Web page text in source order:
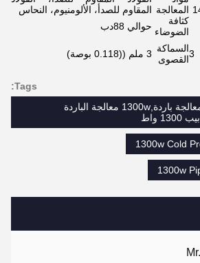
المعالجة المقاوم للصدأ، الألومنيوم، النحاس
كثافة
الضوضاء حوالي 88دب
(0.23 ~ 3السماكة
القصوى
3 ملم ((0.118 بوصة)
Tags:
آلة القطع الكوكبية المعالجة باردة,1300w معالجة الباردة
واط
1300w Cold
1300w